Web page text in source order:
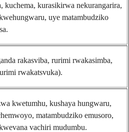
kuchema, kurasikirwa nekurangarira,
uye matambudziko
rakasviba, rurimi rwakasimba,
rwakatsvuka).
kwetumhu, kushaya hungwaru,
matambudziko emusoro,
vachiri mudumbu.